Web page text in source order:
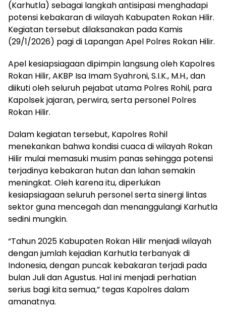
(Karhutla) sebagai langkah antisipasi menghadapi
potensi kebakaran di wilayah Kabupaten Rokan Hilir.
Kegiatan tersebut dilaksanakan pada Kamis
(29/1/2026) pagi di Lapangan Apel Polres Rokan Hilir.
Apel kesiapsiagaan dipimpin langsung oleh Kapolres
Rokan Hilir, AKBP Isa Imam Syahroni, S.I.K., M.H., dan
diikuti oleh seluruh pejabat utama Polres Rohil, para
Kapolsek jajaran, perwira, serta personel Polres
Rokan Hilir.
Dalam kegiatan tersebut, Kapolres Rohil
menekankan bahwa kondisi cuaca di wilayah Rokan
Hilir mulai memasuki musim panas sehingga potensi
terjadinya kebakaran hutan dan lahan semakin
meningkat. Oleh karena itu, diperlukan
kesiapsiagaan seluruh personel serta sinergi lintas
sektor guna mencegah dan menanggulangi Karhutla
sedini mungkin.
“Tahun 2025 Kabupaten Rokan Hilir menjadi wilayah
dengan jumlah kejadian Karhutla terbanyak di
Indonesia, dengan puncak kebakaran terjadi pada
bulan Juli dan Agustus. Hal ini menjadi perhatian
serius bagi kita semua,” tegas Kapolres dalam
amanatnya.